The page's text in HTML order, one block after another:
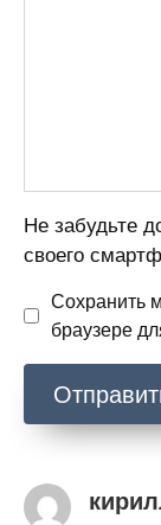
Не забудьте
своего
Сохранить
браузере